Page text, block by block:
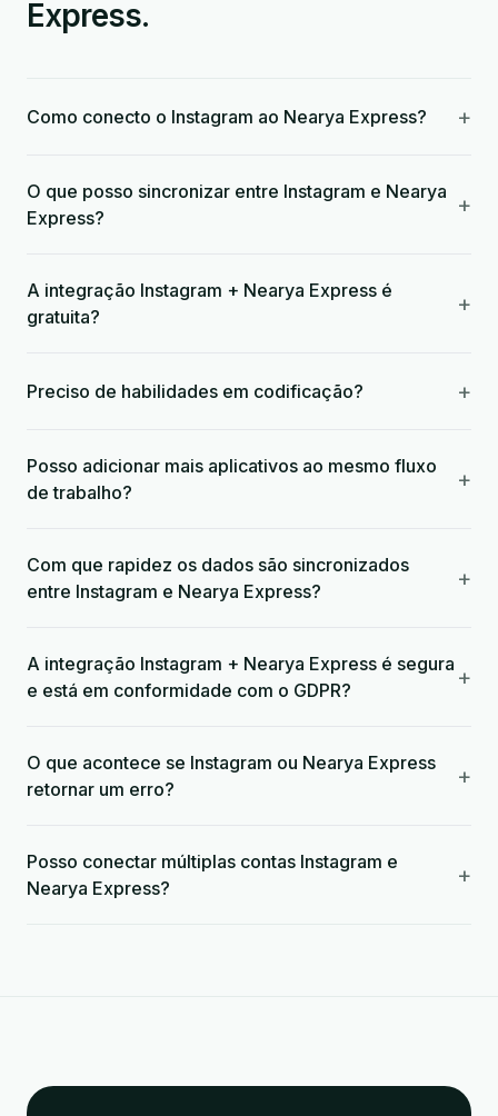
Express.
Como conecto o Instagram ao Nearya Express? +
O que posso sincronizar entre Instagram e Nearya
Express?
+
A integração Instagram + Nearya Express é
gratuita?
+
Preciso de habilidades em codificação? +
Posso adicionar mais aplicativos ao mesmo fluxo
de trabalho?
+
Com que rapidez os dados são sincronizados
entre Instagram e Nearya Express?
+
A integração Instagram + Nearya Express é segura
e está em conformidade com o GDPR?
+
O que acontece se Instagram ou Nearya Express
retornar um erro?
+
Posso conectar múltiplas contas Instagram e
Nearya Express?
+